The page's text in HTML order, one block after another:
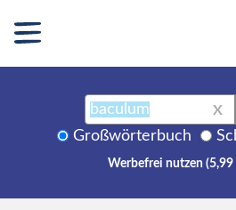
X
Großwörterbuch
Werbefrei nutzen (5,99